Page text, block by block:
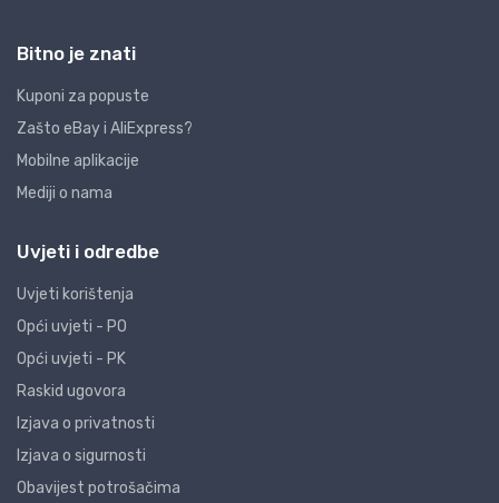
Bitno je znati
Kuponi za popuste
Zašto eBay i AliExpress?
Mobilne aplikacije
Mediji o nama
Uvjeti i odredbe
Uvjeti korištenja
Opći uvjeti - PO
Opći uvjeti - PK
Raskid ugovora
Izjava o privatnosti
Izjava o sigurnosti
Obavijest potrošačima